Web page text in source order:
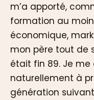
m’a apporté,
formation au
économique,
mon père tout de
était fin 89. Je me
naturellement à
génération